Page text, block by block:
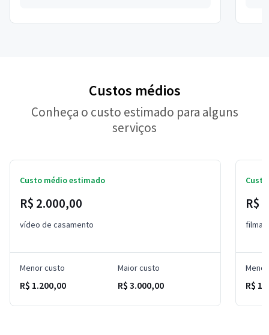
Custos médios
Conheça o custo estimado para alguns
serviços
Custo médio estimado
R$ 2.000,00
vídeo de casamento
Menor custo
R$ 1.200,00
Maior custo
R$ 3.000,00
R$
R$